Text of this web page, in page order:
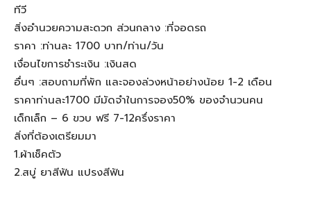
ทีวี
สิ่งอำนวยความสะดวก ส่วนกลาง :ที่จอดรถ
ราคา :ท่านละ 1700 บาท/ท่าน/วัน
เงื่อนไขการชำระเงิน :เงินสด
อื่นๆ :สอบถามที่พัก และจองล่วงหน้าอย่างน้อย 1-2 เดือน
ราคาท่านละ1700 มีมัดจำในการจอง50% ของจำนวนคน
เด็กเล็ก – 6 ขวบ ฟรี 7-12ครึ่งราคา
สิ่งที่ต้องเตรียมมา
1.ผ้าเช็คตัว
2.สบู่ ยาสีฟัน แปรงสีฟัน